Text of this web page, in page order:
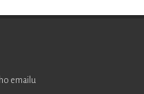
emailu